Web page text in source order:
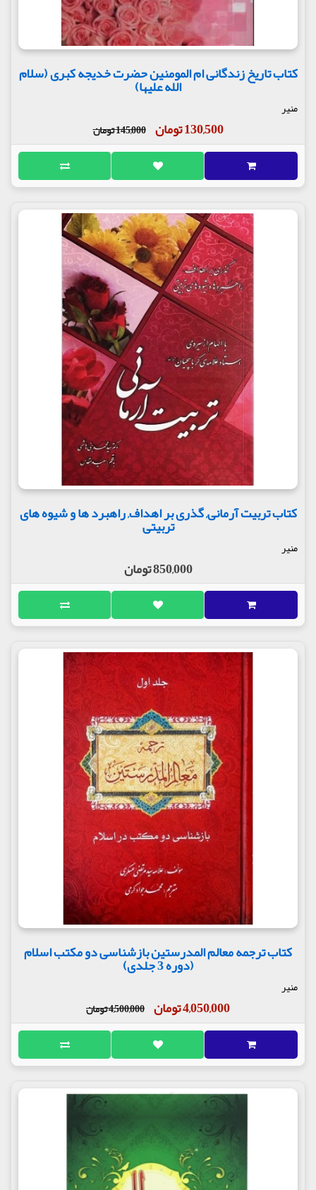
کتاب تاریخ زندگانی ام المومنین حضرت خدیجه کبری (سلام
الله علیها)
منیر
130,500 تومان 145,000 تومان
کتاب تربیت آرمانی, گذری بر اهداف, راهبرد ها و شیوه های
تربیتی
منیر
850,000 تومان
کتاب ترجمه معالم المدرستین بازشناسی دو مکتب اسلام
(دوره 3 جلدی)
منیر
4,050,000 تومان 4,500,000 تومان